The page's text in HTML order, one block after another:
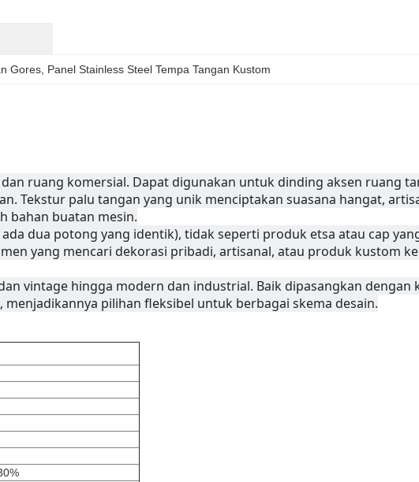
Gores, Panel Stainless Steel Tempa Tangan Kustom
ruang komersial. Dapat digunakan untuk dinding aksen ruang
Tekstur palu tangan yang unik menciptakan suasana hangat,
bahan buatan mesin.
dua potong yang identik), tidak seperti produk etsa atau cap
yang mencari dekorasi pribadi, artisanal, atau produk kustom
vintage hingga modern dan industrial. Baik dipasangkan dengan
pilihan fleksibel untuk berbagai skema desain.